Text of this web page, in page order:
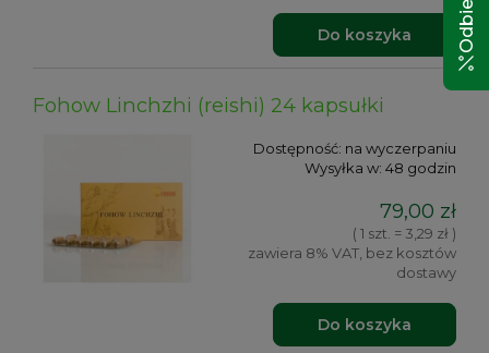
Do koszyka
Fohow Linchzhi (reishi) 24 kapsułki
Dostępność: na wyczerpaniu
Wysyłka w: 48 godzin
79,00 zł
( 1 szt. = 3,29 zł )
zawiera 8% VAT, bez kosztów
dostawy
Do koszyka